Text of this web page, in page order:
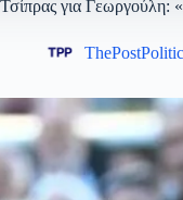
Τσίπρας για Γεωργούλη: